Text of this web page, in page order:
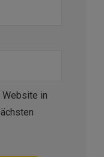
Website in